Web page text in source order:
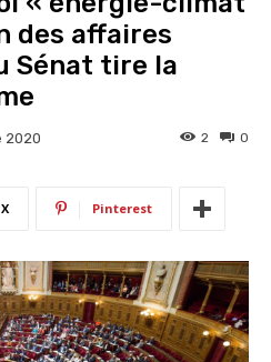
des affaires
Sénat tire la
2020 0
2
X Pinterest